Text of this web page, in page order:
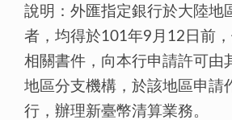
說明：外匯指定銀行於大陸地
者，均得於101年9月12日前
相關書件，向本行申請許可由
地區分支機構，於該地區申請
行，辦理新臺幣清算業務。